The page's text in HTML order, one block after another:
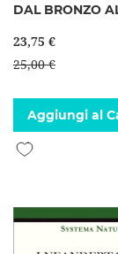
DAL BRONZO
23,75 €
25,00 €
Aggiungi al
Aggiungi alla